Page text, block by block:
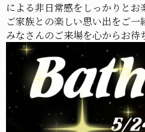
による非日常感をしっかりと
ご家族との楽しい思い出をご一
みなさんのご来場を心からお待